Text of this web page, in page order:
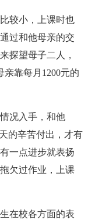
较小，上课时也
过和他母亲的交
探望母子二人，
亲靠每月1200元的
况入手，和他
的辛苦付出，才有
一点进步就表扬
欠过作业，上课
在校各方面的表